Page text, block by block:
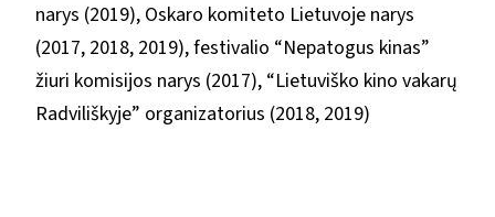
narys (2019), Oskaro komiteto Lietuvoje narys
(2017, 2018, 2019), festivalio “Nepatogus kinas”
žiuri komisijos narys (2017), “Lietuviško kino vakarų
Radviliškyje” organizatorius (2018, 2019)